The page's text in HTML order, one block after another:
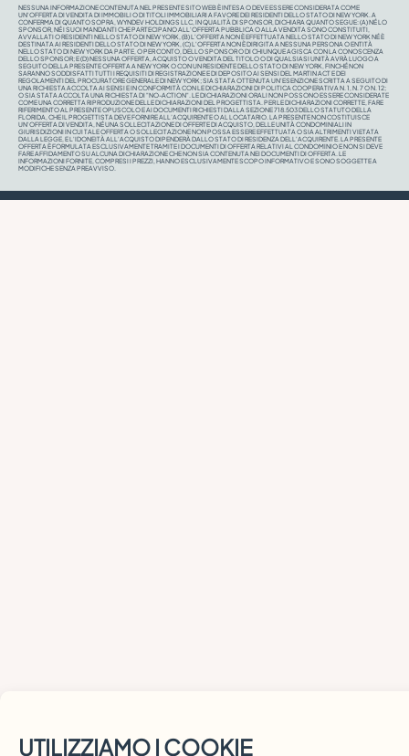
NESSUNA INFORMAZIONE CONTENUTA NEL PRESENTE SITO WEB È INTESA O DEVE ESSERE CONSIDERATA COME
UN'OFFERTA DI VENDITA DI IMMOBILI O DI TITOLI IMMOBILIARI A FAVORE DEI RESIDENTI DELLO STATO DI NEW YORK. A
CONFERMA DI QUANTO SOPRA, WYNDEV HOLDINGS LLC, IN QUALITÀ DI SPONSOR, DICHIARA QUANTO SEGUE: (A) NÉ LO
SPONSOR, NÉ I SUOI MANDANTI CHE PARTECIPANO ALL'OFFERTA PUBBLICA O ALLA VENDITA SONO CONSTITUITI,
AVVALLATI O RESIDENTI NELLO STATO DI NEW YORK, (B) L'OFFERTA NON È EFFETTUATA NELLO STATO DI NEW YORK NÉ È
DESTINATA AI RESIDENTI DELLO STATO DI NEW YORK, (C) L'OFFERTA NON È DIRIGITA A NESSUNA PERSONA O ENTITÀ
NELLO STATO DI NEW YORK DA PARTE, O PER CONTO, DELLO SPONSOR O DI CHIUNQUE AGISCA CON LA CONOSCENZA
DELLO SPONSOR; E (D) NESSUNA OFFERTA, ACQUISTO O VENDITA DEL TITOLO O DI QUALSIASI UNITÀ AVRÀ LUOGO A
SEGUITO DELLA PRESENTE OFFERTA A NEW YORK O CON UN RESIDENTE DELLO STATO DI NEW YORK, FINCHÉ NON
SARANNO SODDISFATTI TUTTI I REQUISITI DI REGISTRAZIONE E DI DEPOSITO AI SENSI DEL MARTIN ACT E DEI
REGOLAMENTI DEL PROCURATORE GENERALE DI NEW YORK; SIA STATA OTTENUTA UN'ESENZIONE SCRITTA A SEGUITO DI
UNA RICHIESTA ACCOLTA AI SENSI E IN CONFORMITÀ CON LE DICHIARAZIONI DI POLITICA COOPERATIVA N. 1, N. 7 O N. 12;
O SIA STATA ACCOLTA UNA RICHIESTA DI "NO-ACTION". LE DICHIARAZIONI ORALI NON POSSONO ESSERE CONSIDERATE
COME UNA CORRETTA RIPRODUZIONE DELLE DICHIARAZIONI DEL PROGETTISTA. PER LE DICHIARAZIONI CORRETTE, FARE
RIFERIMENTO AL PRESENTE OPUSCOLO E AI DOCUMENTI RICHIESTI DALLA SEZIONE 718.503 DELLO STATUTO DELLA
FLORIDA, CHE IL PROGETTISTA DEVE FORNIRE ALL’ACQUIRENTE O AL LOCATARIO. LA PRESENTE NON COSTITUISCE
UN'OFFERTA DI VENDITA, NÉ UNA SOLLECITAZIONE DI OFFERTE DI ACQUISTO, DELLE UNITÀ CONDOMINIALI IN
GIURISDIZIONI IN CUI TALE OFFERTA O SOLLECITAZIONE NON POSSA ESSERE EFFETTUATA O SIA ALTRIMENTI VIETATA
DALLA LEGGE, E L'IDONEITÀ ALL'ACQUISTO DIPENDERÀ DALLO STATO DI RESIDENZA DELL'ACQUIRENTE. LA PRESENTE
OFFERTA È FORMULATA ESCLUSIVAMENTE TRAMITE I DOCUMENTI DI OFFERTA RELATIVI AL CONDOMINIO E NON SI DEVE
FARE AFFIDAMENTO SU ALCUNA DICHIARAZIONE CHE NON SIA CONTENUTA NEI DOCUMENTI DI OFFERTA. LE
INFORMAZIONI FORNITE, COMPRESI I PREZZI, HANNO ESCLUSIVAMENTE SCOPO INFORMATIVO E SONO SOGGETTE A
MODIFICHE SENZA PREAVVISO.